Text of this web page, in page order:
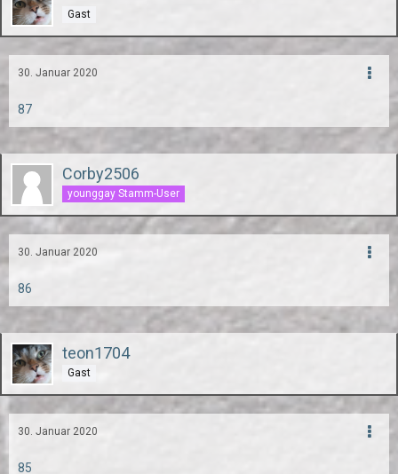
Gast
30. Januar 2020
87
Corby2506
younggay Stamm-User
30. Januar 2020
86
teon1704
Gast
30. Januar 2020
85